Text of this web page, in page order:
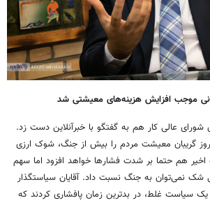
موجب افزایش هزینه‌های معیشتی شد
عالی کار هم به گفتگو با خبرآنلاین دست زد.
گریبان معیشت مردم را بیش از جنگ، شوک ارزی
هم حتما بر شدت فشارها خواهد افزود اما سهم
شک نمی‌توان به جنگ نسبت داد. آقایان سیاستگذار
سیاست غلط، در بدترین زمان پافشاری کردند که